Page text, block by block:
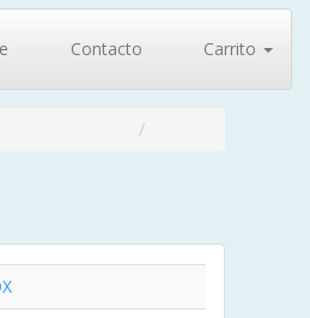
Contacto Carrito